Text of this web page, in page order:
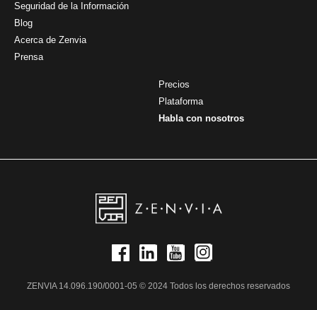
Seguridad de la Información
Blog
Acerca de Zenvia
Prensa
Precios
Plataforma
Habla con nosotros
ZENVIA 14.096.190/0001-05 © 2024 Todos los derechos reservados